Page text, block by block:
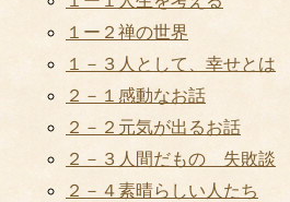
１ー２禅の世界
１－３人として、幸せとは
２－１感動なお話
２－２元気が出るお話
２－３人間だもの 失敗談
２－４素晴らしい人たち